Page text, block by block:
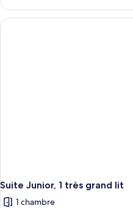
le
type
de
Suite Junior, 1 très grand lit
1 chambre